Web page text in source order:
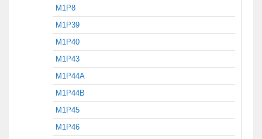
M1P8
M1P39
M1P40
M1P43
M1P44A
M1P44B
M1P45
M1P46